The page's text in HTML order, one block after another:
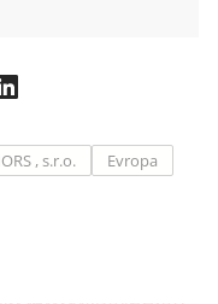
, s.r.o.
Evropa